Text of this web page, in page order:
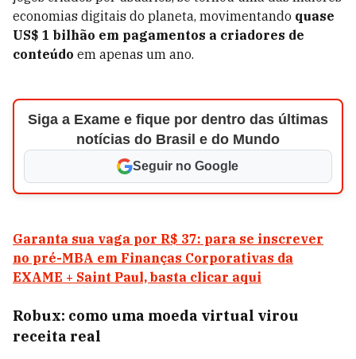
economias digitais do planeta, movimentando quase
US$ 1 bilhão em pagamentos a criadores de
conteúdo em apenas um ano.
Siga a Exame e fique por dentro das últimas
notícias do Brasil e do Mundo
Seguir no Google
Garanta sua vaga por R$ 37: para se inscrever
no pré-MBA em Finanças Corporativas da
EXAME + Saint Paul, basta clicar aqui
Robux: como uma moeda virtual virou
receita real